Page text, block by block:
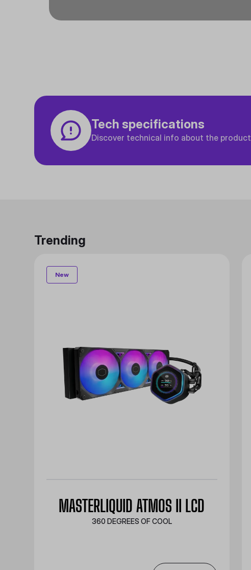
Tech specifications
Discover technical info about the product
Trending
New
MASTERLIQUID ATMOS II LCD
360 DEGREES OF COOL​